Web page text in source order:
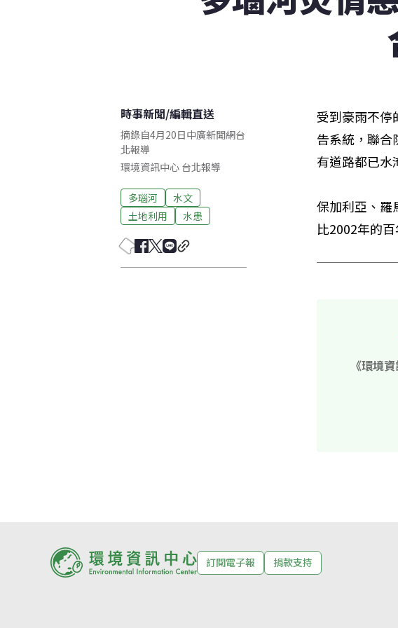
時事新聞/編輯直送
摘錄自4月20日中廣新聞網台
北報導
環境資訊中心 台北報導
多瑙河
水文
土地利用
水患
受到豪雨不停
告系統，聯合
有道路都已水
保加利亞、羅
比2002年的
《環境
訂閱電子報 捐款支持